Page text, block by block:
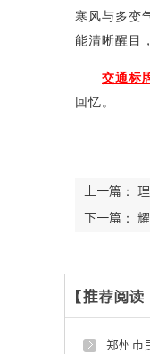
寒风与多变
能清晰醒目
交通标
回忆。
上一篇：
下一篇：
郑州市